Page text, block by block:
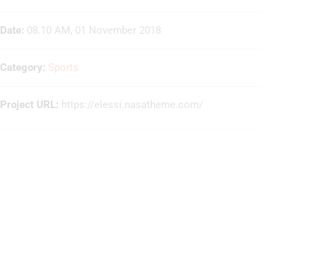
Date: 08.10 AM, 01 November 2018
Category: Sports
Project URL: https://elessi.nasatheme.com/